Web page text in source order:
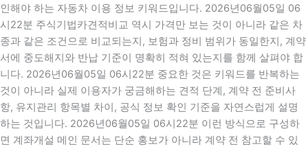
인해야 하는 자동차 이용 정보 키워드입니다. 2026년06월05일 06
시22분 주식기법카견적비교 역시 가격만 보는 것이 아니라 같은 차
종과 같은 조건으로 비교되는지, 보험과 정비 범위가 동일한지, 계약
서에 중도해지와 반납 기준이 명확히 적혀 있는지를 함께 살펴야 합
니다. 2026년06월05일 06시22분 중요한 것은 키워드를 반복하는
것이 아니라 실제 이용자가 궁금해하는 견적 단계, 계약 전 준비사
항, 유지관리 항목별 차이, 공식 정보 확인 기준을 자연스럽게 설명
하는 것입니다. 2026년06월05일 06시22분 이런 방식으로 구성하
면 계좌개설 메인 문서는 단순 홍보가 아니라 계약 전 참고할 수 있